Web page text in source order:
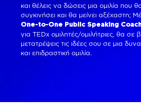
και θέλεις να δώσεις μια ομιλία που
συγκινήσει και θα μείνει αξέχαστη;
One-to-One Public Speaking
για TEDx ομιλητές/ομιλήτριες, θα
μετατρέψεις τις ιδέες σου σε μια
και επιδραστική ομιλία.